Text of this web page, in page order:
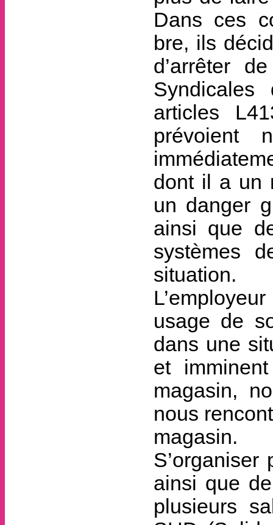
Dans ces
bre, ils
d’arrêter
articles
prévoient
dont il a un
un danger
ainsi que
systèmes
situation.
usage de
dans une
et
magasin,
nous
magasin.
ainsi que
plusieurs